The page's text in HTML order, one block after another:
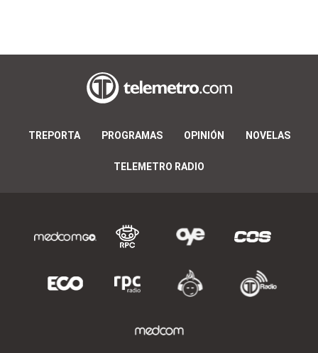
TREPORTA PROGRAMAS OPINIÓN NOVELAS
TELEMETRO RADIO